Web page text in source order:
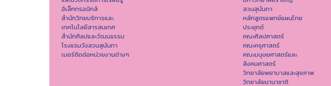
อิเล็กทรอนิกส์
สำนักวิทยบริการและ
เทคโนโลยีสารสนเทศ
สำนักศิลปและวัฒนธรรม
โรงแรมวังสวนสุนันทา
เบอร์ติดต่อหน่วยงานต่างๆ
สวนสุนันทา
หลักสูตรแพทย์แผนไทย
ประยุกต์
คณะศิลปศาสตร์
คณะครุศาสตร์
คณะมนุษยศาสตร์และ
สังคมศาสตร์
วิทยาลัยพยาบาลและสุขภาพ
วิทยาลัยนานาชาติ